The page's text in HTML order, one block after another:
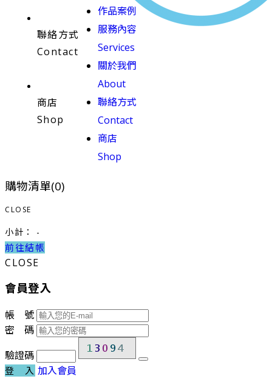
聯絡方式
Contact
商店
Shop
作品案例
服務內容
Services
關於我們
About
聯絡方式
Contact
商店
Shop
購物清單(0)
CLOSE
小計： -
前往結帳
CLOSE
會員登入
帳 號
密 碼
驗證碼
登 入 加入會員